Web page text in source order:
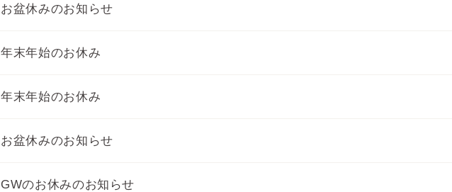
お盆休みのお知らせ
年末年始のお休み
年末年始のお休み
お盆休みのお知らせ
GWのお休みのお知らせ